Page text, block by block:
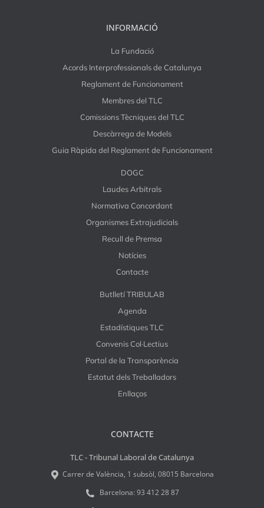
INFORMACIÓ
La Fundació
Acords Interprofessionals de Catalunya
Reglament de Funcionament
Membres del TLC
Comissions Tècniques del TLC
Descàrrega de Models
Guia Ràpida del Reglament de Funcionament
DOGC
Laudes Arbitrals
Normativa Concordant
Organismes Extrajudicials
Recull de Premsa
Notícies
Contacte
Butlletí TRIBULAB
Agenda
Estadístiques TLC
Convenis Col·Lectius
Portal de la Transparència
Estatut dels Treballadors
Enllaços
CONTACTE
TLC - Tribunal Laboral de Catalunya
Carrer de València, 1 subsòl, 08015 Barcelona
Barcelona: 93 412 28 87